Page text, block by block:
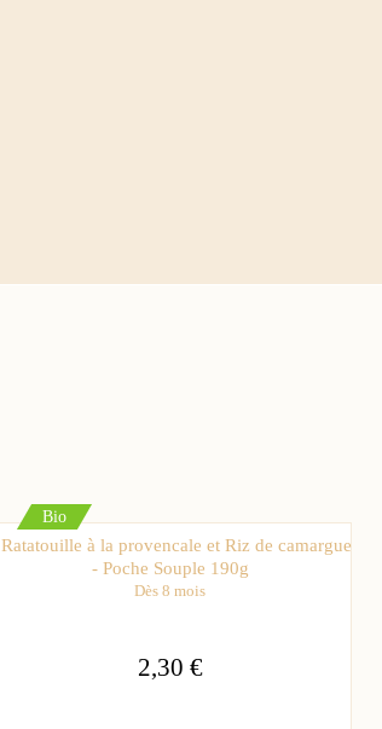
Bio
Ratatouille à la provencale et Riz de camargue
- Poche Souple 190g
Dès 8 mois
2,30 €